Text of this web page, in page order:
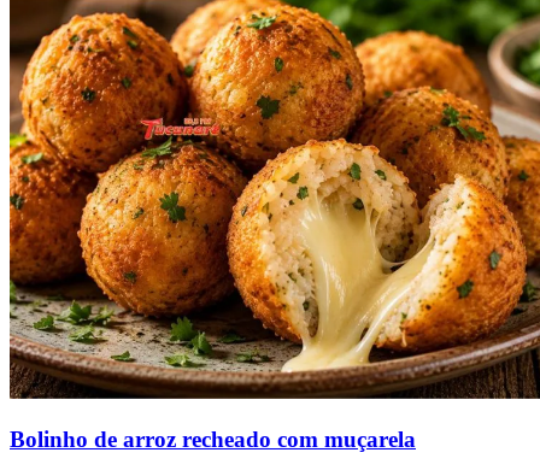
Bolinho de arroz recheado com muçarela